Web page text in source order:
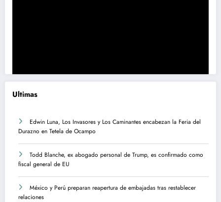
Ultimas
Edwin Luna, Los Invasores y Los Caminantes encabezan la Feria del
Durazno en Tetela de Ocampo
Todd Blanche, ex abogado personal de Trump, es confirmado como
fiscal general de EU
México y Perú preparan reapertura de embajadas tras restablecer
relaciones